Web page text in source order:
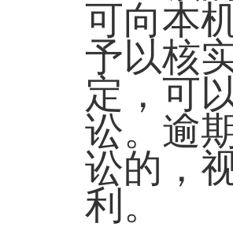
可向本
予以核
定，可
讼。逾
讼的，
利。